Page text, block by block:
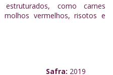
como carnes
molhos vermelhos, risotos e
Safra: 2019